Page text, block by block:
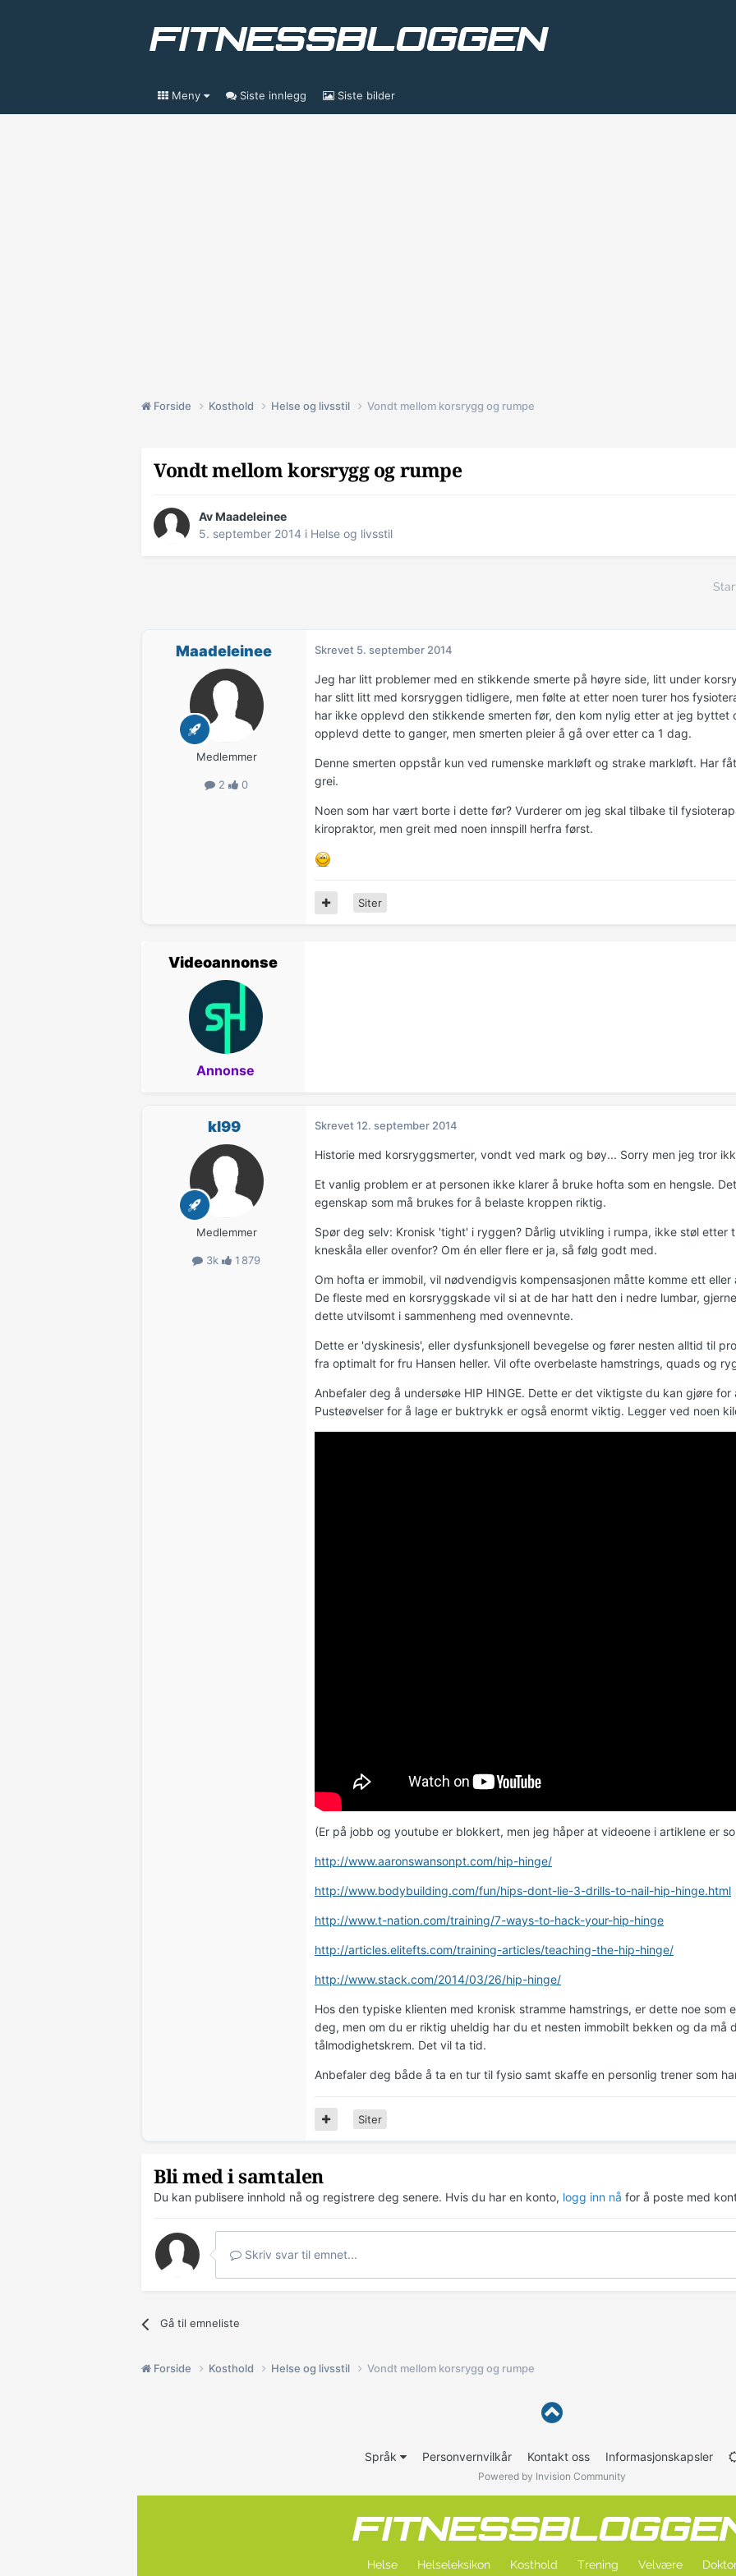
Meny Siste innlegg Siste bilder
Forside Kosthold Helse og livsstil Vondt mellom korsrygg og rumpe
Vondt mellom korsrygg og rumpe
AvMaadeleinee
5. september 2014 i Helse og livsstil
Maadeleinee
Medlemmer
2 0
Skrevet 5. september 2014
Jeg har litt problemer med en stikkende smerte på høyre side, litt under
har slitt litt med korsryggen tidligere, men følte at etter noen turer hos
har ikke opplevd den stikkende smerten før, den kom nylig etter at jeg
opplevd dette to ganger, men smerten pleier å gå over etter ca 1 dag.
Denne smerten oppstår kun ved rumenske markløft og strake markløft. Har
grei.
Noen som har vært borte i dette før? Vurderer om jeg skal tilbake til
kiropraktor, men greit med noen innspill herfra først.
Siter
Videoannonse
Annonse
kl99
Medlemmer
3k 1 879
Skrevet12. september 2014
Historie med korsryggsmerter, vondt ved mark og bøy... Sorry men jeg tror
Et vanlig problem er at personen ikke klarer å bruke hofta som en hengsle.
egenskap som må brukes for å belaste kroppen riktig.
Spør deg selv: Kronisk 'tight' i ryggen? Dårlig utvikling i rumpa, ikke støl etter
kneskåla eller ovenfor? Om én eller flere er ja, så følg godt med.
Om hofta er immobil, vil nødvendigvis kompensasjonen måtte komme ett
De fleste med en korsryggskade vil si at de har hatt den i nedre lumbar,
dette utvilsomt i sammenheng med ovennevnte.
Dette er 'dyskinesis', eller dysfunksjonell bevegelse og fører nesten alltid til
fra optimalt for fru Hansen heller. Vil ofte overbelaste hamstrings, quads og
Anbefaler deg å undersøke HIP HINGE. Dette er det viktigste du kan gjøre
Pusteøvelser for å lage er buktrykk er også enormt viktig. Legger ved noen
(Er på jobb og youtube er blokkert, men jeg håper at videoene i artiklene er
http://www.aaronswansonpt.com/hip-hinge/
http://www.bodybuilding.com/fun/hips-dont-lie-3-drills-to-nail-hip-hinge.html
http://www.t-nation.com/training/7-ways-to-hack-your-hip-hinge
http://articles.elitefts.com/training-articles/teaching-the-hip-hinge/
http://www.stack.com/2014/03/26/hip-hinge/
Hos den typiske klienten med kronisk stramme hamstrings, er dette noe
deg, men om du er riktig uheldig har du et nesten immobilt bekken og da må
tålmodighetskrem. Det vil ta tid.
Anbefaler deg både å ta en tur til fysio samt skaffe en personlig trener som
Siter
Bli med i samtalen
Du kan publisere innhold nå og registrere deg senere. Hvis du har en konto, logg inn nå for å poste med
Skriv svar til emnet...
Gå til emneliste
Forside Kosthold Helse og livsstil Vondt mellom korsrygg og rumpe
Språk Personvernvilkår Kontakt oss Informasjonskapsler
Powered by Invision Community
Helse Helseleksikon Kosthold Trening Velvære